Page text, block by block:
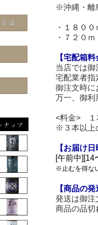
※沖縄・離
・１８０
・７２０
【宅配箱
当店では
宅配業者指
御注文時に
万一、御利
<料金> １
※３本以上
【お届け
[午前中][14
※止むを得な
【商品の
発送は御注
商品の品切